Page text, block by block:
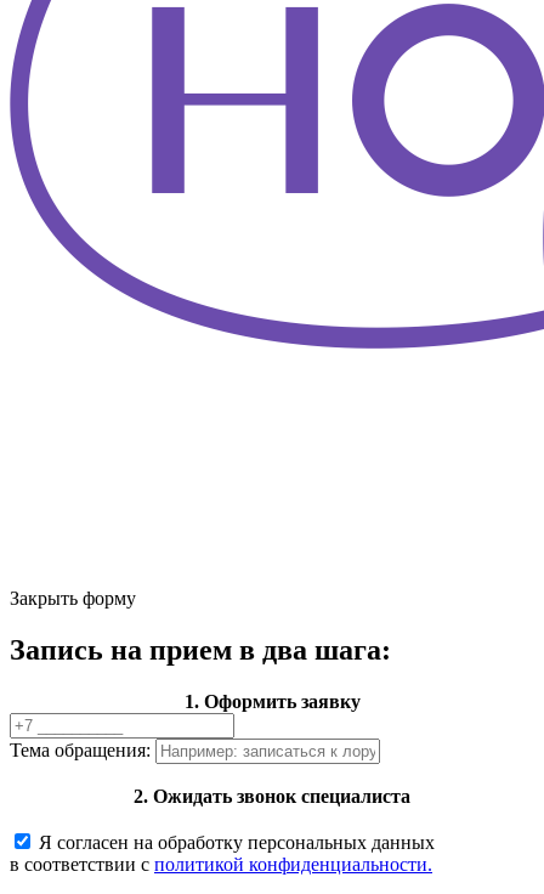
Закрыть форму
Запись на прием в два шага:
1. Оформить заявку
Тема обращения:
2. Ожидать звонок специалиста
Я согласен на обработку персональных данных
в соответствии с политикой конфиденциальности.